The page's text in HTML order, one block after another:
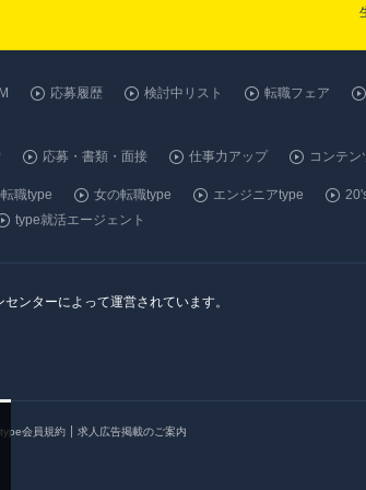
応募履歴 検討中リスト 転職フェア
応募・書類・面接 仕事力アップ コンテ
職type 女の転職type エンジニアtype
type就活エージェント
ンターによって運営されています。
type会員規約 求人広告掲載のご案内